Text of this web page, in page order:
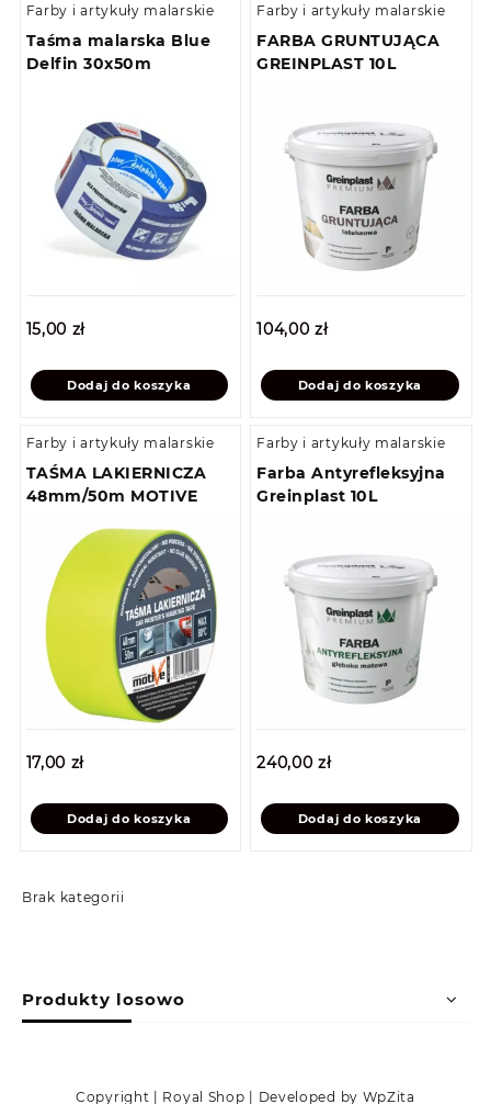
Brak kategorii
Farby i artykuły malarskie
Taśma malarska Blue
Delfin 30x50m
15,00 zł
Dodaj do koszyka
Farby i artykuły malarskie
FARBA GRUNTUJĄCA
GREINPLAST 10L
104,00zł
Dodaj do koszyka
Farby i artykuły malarskie
TAŚMA LAKIERNICZA
48mm/50m MOTIVE
17,00 zł
Dodaj do koszyka
Farby i artykuły malarskie
Farba Antyrefleksyjna
Greinplast 10L
240,00zł
Dodaj do koszyka
Produkty losowo
Copyright | Royal Shop | Developed by WpZita